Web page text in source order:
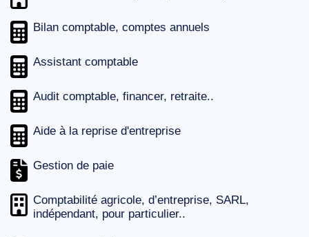
Bilan comptable, comptes annuels
Assistant comptable
Audit comptable, financer, retraite..
Aide à la reprise d'entreprise
Gestion de paie
Comptabilité agricole, d’entreprise, SARL,
indépendant, pour particulier..